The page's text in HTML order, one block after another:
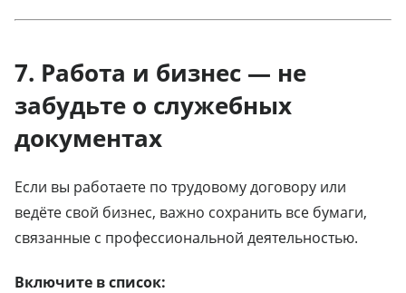
7. Работа и бизнес — не
забудьте о служебных
документах
Если вы работаете по трудовому договору или
ведёте свой бизнес, важно сохранить все бумаги,
связанные с профессиональной деятельностью.
Включите в список: